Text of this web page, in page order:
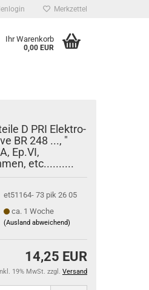
Merkzettel
Ihr Warenkorb
0,00 EUR
D PRI Elektro-
BR 248 ..., "
Ep.VI,
etc..........
et51164- 73 pik 26 05
ca. 1 Woche
(Ausland abweichend)
14,25 EUR
19% MwSt. zzgl. Versand